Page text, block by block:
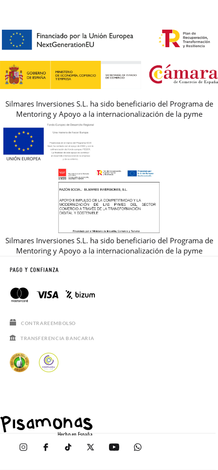
AVISO LEGAL, PRIVACIDAD Y COOKIES
REBAJAS
PREGUNTAS FRECUENTES
Silmares Inversiones S.L. ha sido beneficiario del Programa de
Mentoring y Apoyo a la internacionalización de la pyme
Silmares Inversiones S.L. ha sido beneficiario del Programa de
Mentoring y Apoyo a la internacionalización de la pyme
PAGO Y CONFIANZA
CONTRAREEMBOLSO
TRANSFERENCIA BANCARIA